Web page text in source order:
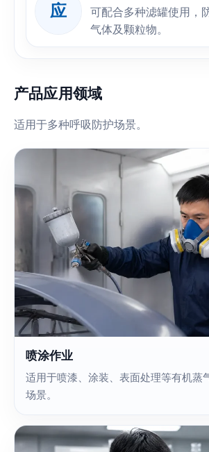
应
可配合多种滤罐使用，
气体及颗粒物。
产品应用领域
适用于多种呼吸防护场景。
喷涂作业
适用于喷漆、涂装、表面处理等有机蒸
场景。